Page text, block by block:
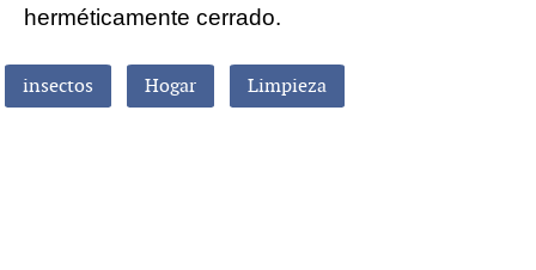
herméticamente cerrado.
insectos Hogar Limpieza